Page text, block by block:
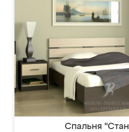
Спальня